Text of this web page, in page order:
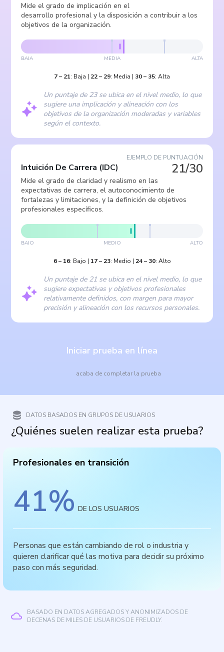
Mide el grado de implicación en el
desarrollo profesional y la disposición a contribuir a los
objetivos de la organización.
BAJA MEDIA ALTA
7– 21: Baja | 22– 29: Media | 30– 35: Alta
Un puntaje de 23 se ubica en el nivel medio, lo que
sugiere una implicación y alineación con los
objetivos de la organización moderadas y variables
según el contexto.
EJEMPLO DE PUNTUACIÓN
21/30
Intuición De Carrera (IDC)
Mide el grado de claridad y realismo en las
expectativas de carrera, el autoconocimiento de
fortalezas y limitaciones, y la definición de objetivos
profesionales específicos.
BAJO MEDIO ALTO
6– 16: Bajo | 17– 23: Medio | 24– 30: Alto
Un puntaje de 21 se ubica en el nivel medio, lo que
sugiere expectativas y objetivos profesionales
relativamente definidos, con margen para mayor
precisión y alineación con los recursos personales.
Iniciar prueba en línea
acaba de completar la prueba
DATOS BASADOS EN GRUPOS DE USUARIOS
¿Quiénes suelen realizar esta prueba?
Profesionales en transición
41% DE LOS USUARIOS
Personas que están cambiando de rol o industria y
quieren clarificar qué las motiva para decidir su próximo
paso con más seguridad.
BASADO EN DATOS AGREGADOS Y ANONIMIZADOS DE
DECENAS DE MILES DE USUARIOS DE FREUDLY.